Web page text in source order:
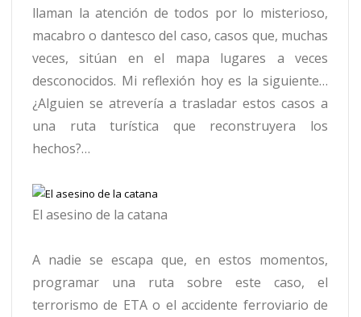
llaman la atención de todos por lo misterioso,
macabro o dantesco del caso, casos que, muchas
veces, sitúan en el mapa lugares a veces
desconocidos. Mi reflexión hoy es la siguiente…
¿Alguien se atrevería a trasladar estos casos a
una ruta turística que reconstruyera los
hechos?…
El asesino de la catana
A nadie se escapa que, en estos momentos,
programar una ruta sobre este caso, el
terrorismo de ETA o el accidente ferroviario de